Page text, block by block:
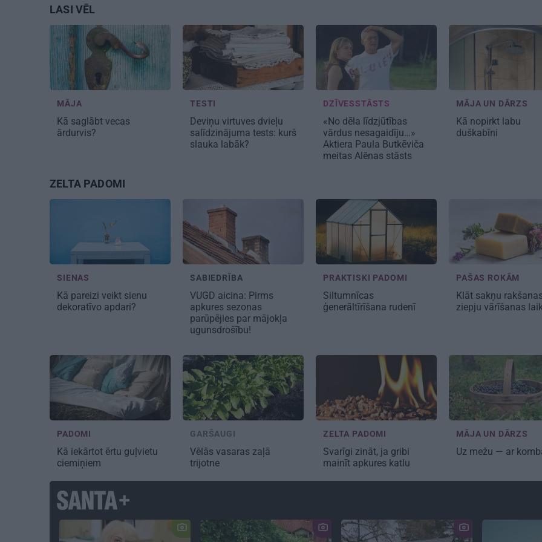
LASI VĒL
MĀJA
Kā saglābt vecas
ārdurvis?
TESTI
Deviņu virtuves dvieļu
salīdzinājuma tests: kurš
slauka labāk?
DZĪVESSTĀSTS
«No dēla līdzjūtības
vārdus nesagaidīju…»
Aktiera Paula Butkēviča
meitas Alēnas stāsts
MĀJA UN DĀRZS
Kā nopirkt labu
duškabīni
ZELTA PADOMI
SIENAS
Kā pareizi veikt sienu
dekoratīvo apdari?
SABIEDRĪBA
VUGD aicina: Pirms
apkures sezonas
parūpējies par mājokļa
ugunsdrošību!
PRAKTISKI PADOMI
Siltumnīcas
ģenerāltīrīšana rudenī
PAŠAS ROKĀM
Klāt sakņu
ziepju vārīšanas
PADOMI
Kā iekārtot ērtu guļvietu
ciemiņiem
GARŠAUGI
Vēlās vasaras zaļā
trijotne
ZELTA PADOMI
Svarīgi zināt, ja gribi
mainīt apkures katlu
MĀJA UN DĀRZS
Uz mežu — ar